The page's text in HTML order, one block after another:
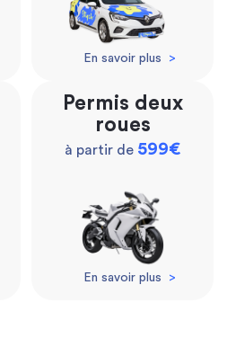
En savoir plus >
Permis deux
roues
à partir de 599€
En savoir plus >